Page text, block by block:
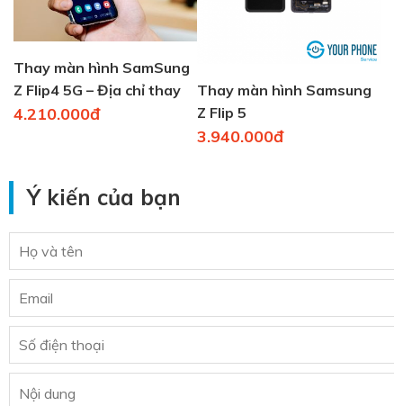
Thay màn hình SamSung
Z Flip4 5G – Địa chỉ thay
màn uy tín, chất lượng
4.210.000đ
Thay màn hình Samsung
Z Flip 5
3.940.000đ
Ý kiến của bạn